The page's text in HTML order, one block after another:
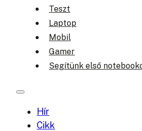
Teszt
Laptop
Mobil
Gamer
Segítünk első
Hír
Cikk